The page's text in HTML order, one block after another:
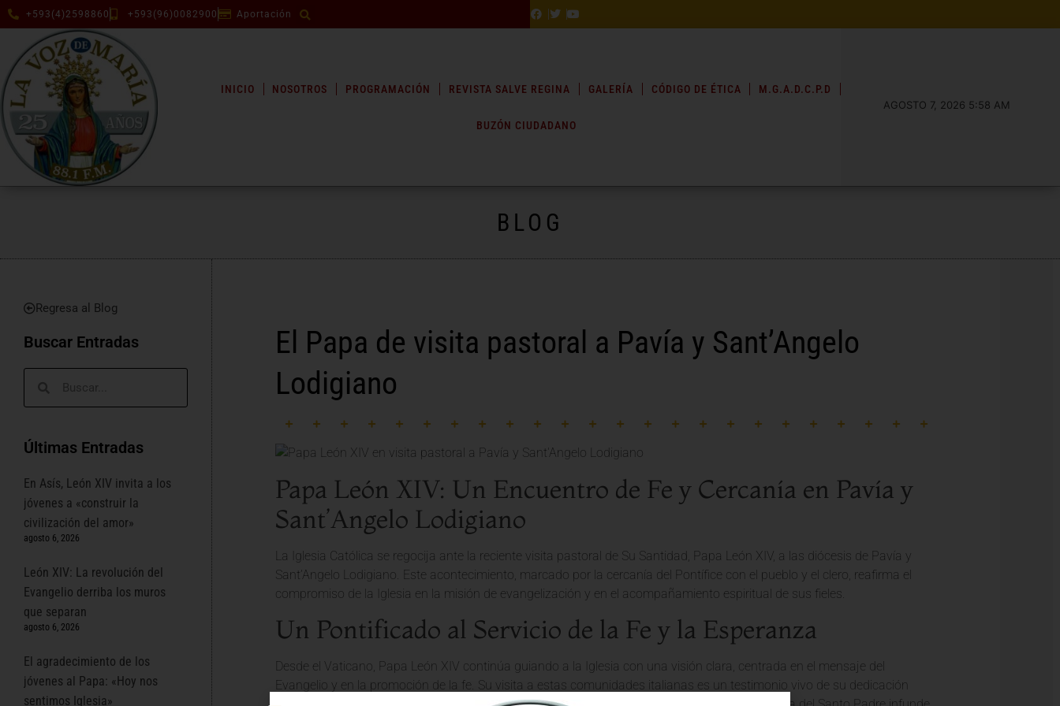
+593(4)2598860 +593(96)0082900 Aportación
INICIO NOSOTROS PROGRAMACIÓN REVISTA SALVE REGINA GALERÍA CÓDIGO DE ÉTICA M.G.A.D.C.P.D
BUZÓN CIUDADANO
AGOSTO 7, 2026 5:58 AM
BLOG
Regresa al Blog
Buscar Entradas
Últimas Entradas
En Asís, León XIV invita a los
jóvenes a «construir la
civilización del amor»
agosto 6, 2026
León XIV: La revolución del
Evangelio derriba los muros
que separan
agosto 6, 2026
El agradecimiento de los
jóvenes al Papa: «Hoy nos
sentimos Iglesia»
El Papa de visita pastoral a Pavía y Sant’Angelo
Lodigiano
Papa León XIV: Un Encuentro de Fe y Cercanía en Pavía y
Sant’Angelo Lodigiano
La Iglesia Católica se regocija ante la reciente visita pastoral de Su Santidad, Papa León XIV, a las diócesis de Pavía y
Sant’Angelo Lodigiano. Este acontecimiento, marcado por la cercanía del Pontífice con el pueblo y el clero, reafirma el
compromiso de la Iglesia en la misión de evangelización y en el acompañamiento espiritual de sus fieles.
Un Pontificado al Servicio de la Fe y la Esperanza
Desde el Vaticano, Papa León XIV continúa guiando a la Iglesia con una visión clara, centrada en el mensaje del
Evangelio y en la promoción de la fe. Su visita a estas comunidades italianas es un testimonio vivo de su dedicación